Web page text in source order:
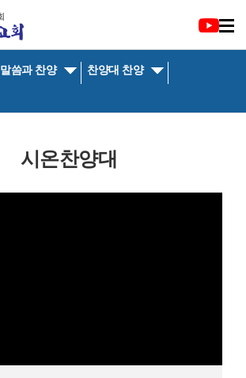
말씀과 찬양
찬양대 찬양
시온찬양대